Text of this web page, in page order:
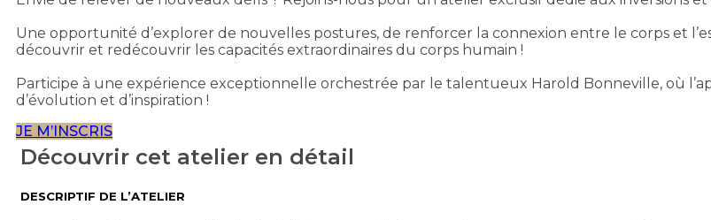
Une opportunité d’explorer de nouvelles postures, de renforcer la connexion entre le corps et
découvrir et redécouvrir les capacités extraordinaires du corps humain !
Participe à une expérience exceptionnelle orchestrée par le talentueux Harold Bonneville, où
d’évolution et d’inspiration !
JE M’INSCRIS
Découvrir cet atelier en détail
DESCRIPTIF DE L’ATELIER